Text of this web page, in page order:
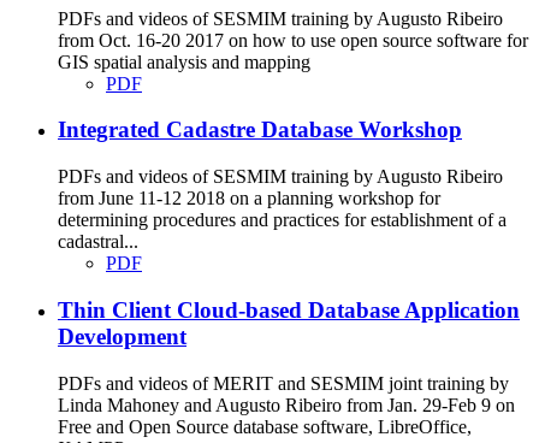
PDFs and videos of SESMIM training by Augusto Ribeiro
from Oct. 16-20 2017 on how to use open source software for
GIS spatial analysis and mapping
PDF
Integrated Cadastre Database Workshop
PDFs and videos of SESMIM training by Augusto Ribeiro
from June 11-12 2018 on a planning workshop for
determining procedures and practices for establishment of a
cadastral...
PDF
Thin Client Cloud-based Database Application
Development
PDFs and videos of MERIT and SESMIM joint training by
Linda Mahoney and Augusto Ribeiro from Jan. 29-Feb 9 on
Free and Open Source database software, LibreOffice,